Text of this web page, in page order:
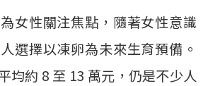
女性關注焦點，隨著女性意識
選擇以凍卵為未來生育預備。
均約 8 至 13 萬元，仍是不少人